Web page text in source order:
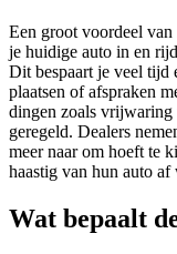
Een groot voordeel
je huidige auto in en
Dit bespaart je veel tijd
plaatsen of afspraken
dingen zoals vrijwaring
geregeld. Dealers
meer naar om hoeft te
haastig van hun auto
Wat bepaalt